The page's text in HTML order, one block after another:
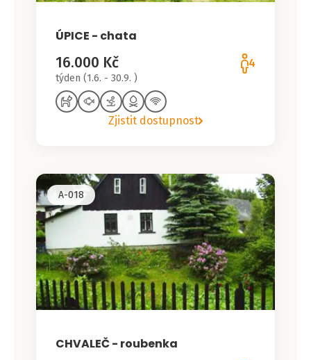
ÚPICE - chata
16.000 Kč
týden (1.6. - 30.9. )
4
Zjistit dostupnost
A-018
CHVALEČ - roubenka